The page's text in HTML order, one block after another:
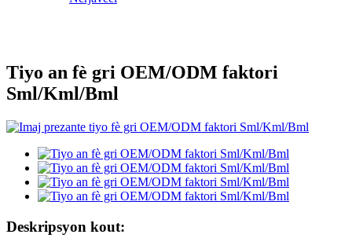
Tiyo an fè gri OEM/ODM faktori
Sml/Kml/Bml
Deskripsyon kout: